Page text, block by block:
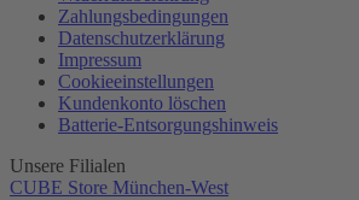
Zahlungsbedingungen
Datenschutzerklärung
Impressum
Cookieeinstellungen
Kundenkonto löschen
Batterie-Entsorgungshinweis
Unsere Filialen
CUBE Store München-West